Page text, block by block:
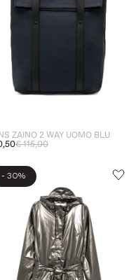
ZAINO 2 WAY UOMO BLU
€ 115,00
- 30%